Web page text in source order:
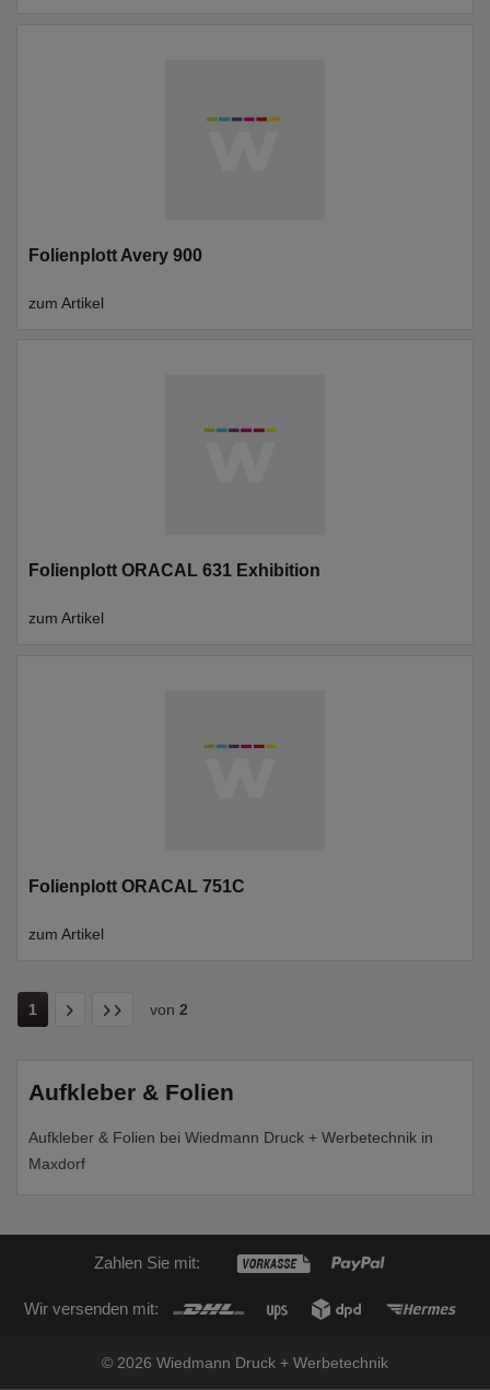
Folienplott Avery 900
zum Artikel
Folienplott ORACAL 631 Exhibition
zum Artikel
Folienplott ORACAL 751C
zum Artikel
1 von 2
Aufkleber & Folien
Aufkleber & Folien bei Wiedmann Druck + Werbetechnik in
Maxdorf
Zahlen Sie mit:
Wir versenden mit:
© 2026 Wiedmann Druck + Werbetechnik